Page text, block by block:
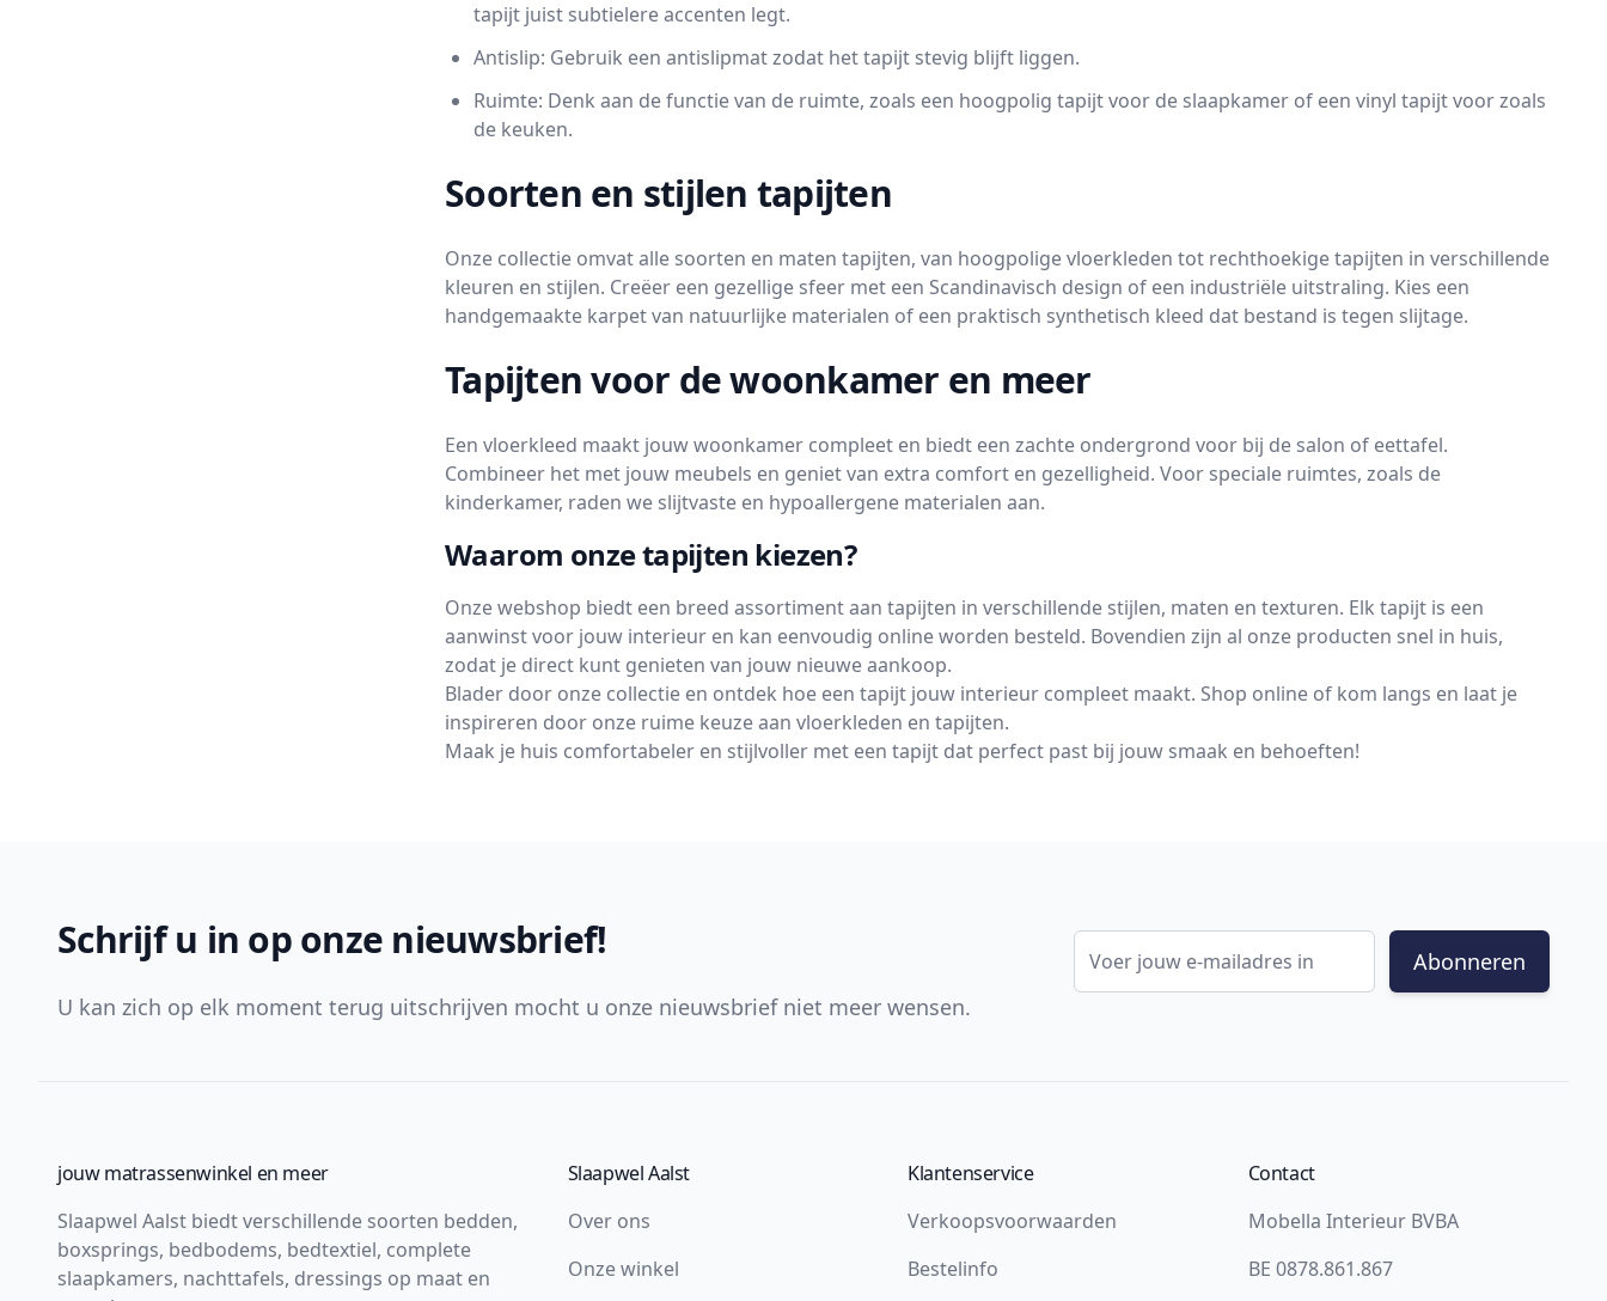
tapijt juist subtielere accenten legt.
Antislip: Gebruik een antislipmat zodat het tapijt stevig blijft liggen.
Ruimte: Denk aan de functie van de ruimte, zoals een hoogpolig tapijt voor de slaapkamer of een vinyl tapijt voor zoals
de keuken.
Soorten en stijlen tapijten
Onze collectie omvat alle soorten en maten tapijten, van hoogpolige vloerkleden tot rechthoekige tapijten in verschillende
kleuren en stijlen. Creëer een gezellige sfeer met een Scandinavisch design of een industriële uitstraling. Kies een
handgemaakte karpet van natuurlijke materialen of een praktisch synthetisch kleed dat bestand is tegen slijtage.
Tapijten voor de woonkamer en meer
Een vloerkleed maakt jouw woonkamer compleet en biedt een zachte ondergrond voor bij de salon of eettafel.
Combineer het met jouw meubels en geniet van extra comfort en gezelligheid. Voor speciale ruimtes, zoals de
kinderkamer, raden we slijtvaste en hypoallergene materialen aan.
Waarom onze tapijten kiezen?
Onze webshop biedt een breed assortiment aan tapijten in verschillende stijlen, maten en texturen. Elk tapijt is een
aanwinst voor jouw interieur en kan eenvoudig online worden besteld. Bovendien zijn al onze producten snel in huis,
zodat je direct kunt genieten van jouw nieuwe aankoop.
Blader door onze collectie en ontdek hoe een tapijt jouw interieur compleet maakt. Shop online of kom langs en laat je
inspireren door onze ruime keuze aan vloerkleden en tapijten.
Maak je huis comfortabeler en stijlvoller met een tapijt dat perfect past bij jouw smaak en behoeften!
Schrijf u in op onze nieuwsbrief!
U kan zich op elk moment terug uitschrijven mocht u onze nieuwsbrief niet meer wensen.
E-mail adres
Abonneren
jouw matrassenwinkel en meer
Slaapwel Aalst biedt verschillende soorten bedden,
boxsprings, bedbodems, bedtextiel, complete
slaapkamers, nachttafels, dressings op maat en
Slaapwel Aalst
Over ons
Onze winkel
Klantenservice
Verkoopsvoorwaarden
Bestelinfo
Contact
Mobella Interieur BVBA
BE 0878.861.867